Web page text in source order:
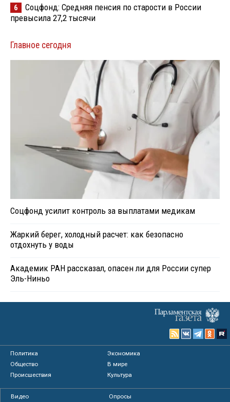
6
Соцфонд: Средняя пенсия по старости в России
превысила 27,2 тысячи
Главное сегодня
Соцфонд усилит контроль за выплатами медикам
Жаркий берег, холодный расчет: как безопасно
отдохнуть у воды
Академик РАН рассказал, опасен ли для России супер
Эль-Ниньо
Политика
Экономика
Общество
В мире
Происшествия
Культура
Видео
Опросы